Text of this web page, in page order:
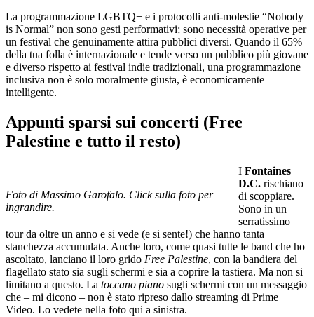
La programmazione LGBTQ+ e i protocolli anti-molestie “Nobody
is Normal” non sono gesti performativi; sono necessità operative per
un festival che genuinamente attira pubblici diversi. Quando il 65%
della tua folla è internazionale e tende verso un pubblico più giovane
e diverso rispetto ai festival indie tradizionali, una programmazione
inclusiva non è solo moralmente giusta, è economicamente
intelligente.
Appunti sparsi sui concerti (Free
Palestine e tutto il resto)
Foto di Massimo Garofalo. Click sulla foto per
ingrandire.
I Fontaines
D.C. rischiano
di scoppiare.
Sono in un
serratissimo
tour da oltre un anno e si vede (e si sente!) che hanno tanta
stanchezza accumulata. Anche loro, come quasi tutte le band che ho
ascoltato, lanciano il loro grido Free Palestine, con la bandiera del
flagellato stato sia sugli schermi e sia a coprire la tastiera. Ma non si
limitano a questo. La toccano piano sugli schermi con un messaggio
che – mi dicono – non è stato ripreso dallo streaming di Prime
Video. Lo vedete nella foto qui a sinistra.